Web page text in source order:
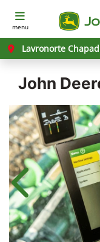
menu
Lavronorte
John
Anterior